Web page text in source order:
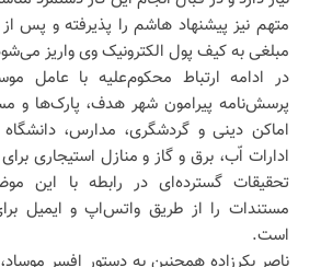
متهم نیز پیشنهاد هاشم را پذیرفته و پس
مبلغی به کیف پول الکترونیک وی واریز
در ادامه ارتباط محکوم‌علیه با عامل
پرسش‌نامه پیرامون شهر هدف، پارک‌ها و
اماکن دینی و گردشگری، مدارس، دانشگاه
ادارات اّب، برق و گاز و منازل استیجاری
تحقیقات گسترده‌ای در رابطه با این
مستندات را از طریق واتس‌اپ و ایمیل
است.